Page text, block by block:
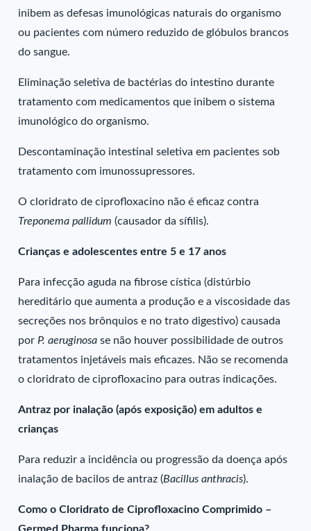
inibem as defesas imunológicas naturais do organismo
ou pacientes com número reduzido de glóbulos brancos
do sangue.
Eliminação seletiva de bactérias do intestino durante
tratamento com medicamentos que inibem o sistema
imunológico do organismo.
Descontaminação intestinal seletiva em pacientes sob
tratamento com imunossupressores.
O cloridrato de ciprofloxacino não é eficaz contra
Treponema pallidum (causador da sífilis).
Crianças e adolescentes entre 5 e 17 anos
Para infecção aguda na fibrose cística (distúrbio
hereditário que aumenta a produção e a viscosidade das
secreções nos brônquios e no trato digestivo) causada
por P. aeruginosa se não houver possibilidade de outros
tratamentos injetáveis mais eficazes. Não se recomenda
o cloridrato de ciprofloxacino para outras indicações.
Antraz por inalação (após exposição) em adultos e
crianças
Para reduzir a incidência ou progressão da doença após
inalação de bacilos de antraz (Bacillus anthracis).
Como o Cloridrato de Ciprofloxacino Comprimido –